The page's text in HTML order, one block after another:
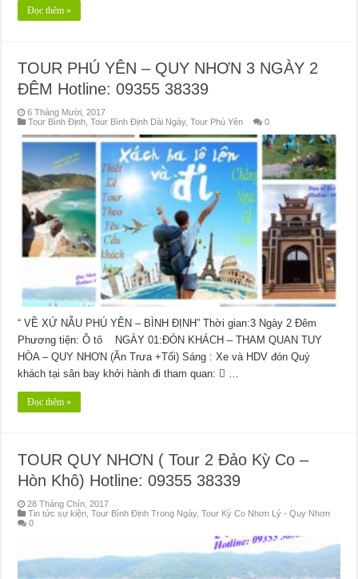
Đọc thêm »
TOUR PHÚ YÊN – QUY NHƠN 3 NGÀY 2
ĐÊM Hotline: 09355 38339
6 Tháng Mười, 2017
Tour Bình Định ,Tour Bình Định Dài Ngày,Tour Phú Yên 0
“ VỀ XỨ NẪU PHÚ YÊN – BÌNH ĐỊNH” Thời gian:3 Ngày 2 Đêm
Phương tiện: Ô tô NGÀY 01:ĐÓN KHÁCH – THAM QUAN TUY
HÒA – QUY NHƠN (Ăn Trưa +Tối) Sáng : Xe và HDV đón Quý
khách tại sân bay khởi hành đi tham quan:  …
Đọc thêm »
TOUR QUY NHƠN ( Tour 2 Đảo Kỳ Co –
Hòn Khô) Hotline: 09355 38339
28 Tháng Chín, 2017
Tin tức sự kiện ,Tour Bình Định Trong Ngày,Tour Kỳ Co Nhơn Lý - Quy Nhơn
0